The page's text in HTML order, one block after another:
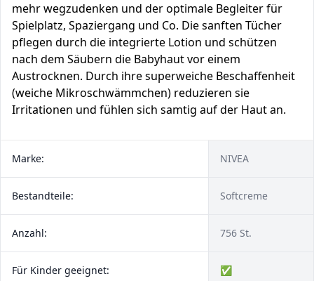
mehr wegzudenken und der optimale Begleiter für
Spielplatz, Spaziergang und Co. Die sanften Tücher
pflegen durch die integrierte Lotion und schützen
nach dem Säubern die Babyhaut vor einem
Austrocknen. Durch ihre superweiche Beschaffenheit
(weiche Mikroschwämmchen) reduzieren sie
Irritationen und fühlen sich samtig auf der Haut an.
Marke: NIVEA
Bestandteile: Softcreme
Anzahl: 756 St.
Für Kinder geeignet: ✅